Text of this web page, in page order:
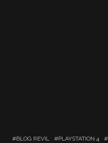
BLOG REVIL PLAYSTATION 4